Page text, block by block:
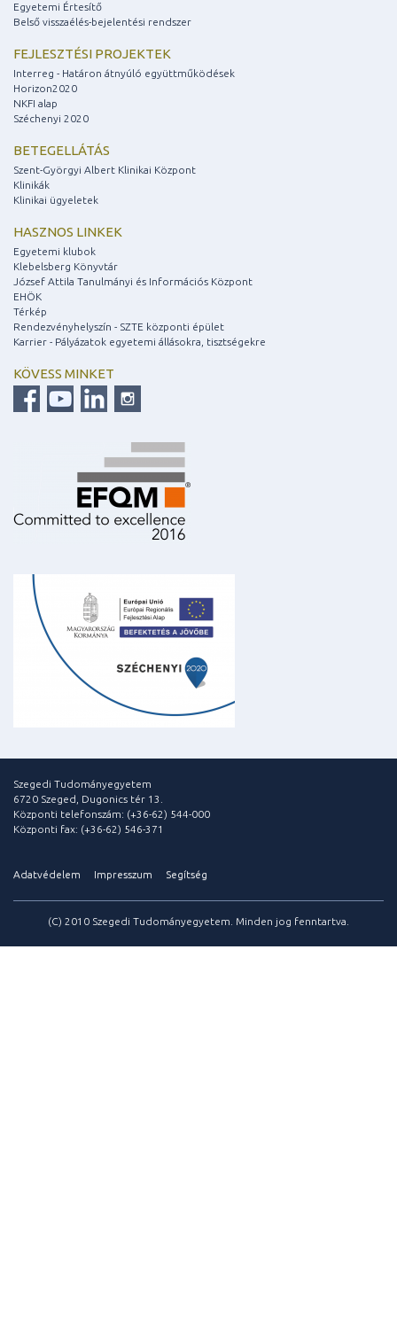
Egyetemi Értesítő
Belső visszaélés-bejelentési rendszer
FEJLESZTÉSI PROJEKTEK
Interreg - Határon átnyúló együttműködések
Horizon2020
NKFI alap
Széchenyi 2020
BETEGELLÁTÁS
Szent-Györgyi Albert Klinikai Központ
Klinikák
Klinikai ügyeletek
HASZNOS LINKEK
Egyetemi klubok
Klebelsberg Könyvtár
József Attila Tanulmányi és Információs Központ
EHÖK
Térkép
Rendezvényhelyszín - SZTE központi épület
Karrier - Pályázatok egyetemi állásokra, tisztségekre
KÖVESS MINKET
Szegedi Tudományegyetem
6720 Szeged, Dugonics tér 13.
Központi telefonszám: (+36-62) 544-000
Központi fax: (+36-62) 546-371
Adatvédelem Impresszum Segítség
(C) 2010 Szegedi Tudományegyetem. Minden jog fenntartva.